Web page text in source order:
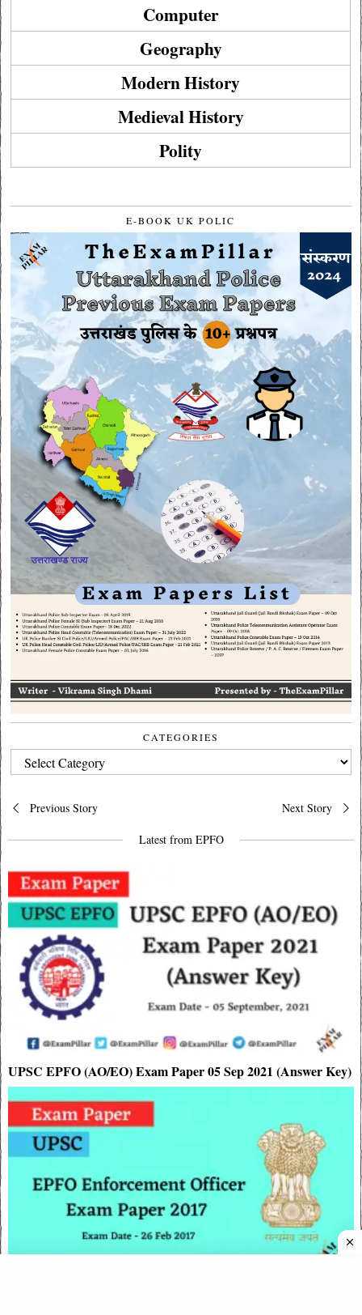
Computer
Geography
Modern History
Medieval History
Polity
E-BOOK UK POLIC
CATEGORIES
CATEGORIES
Post
navigation
Previous Story Next Story
Latest from EPFO
UPSC EPFO (AO/EO) Exam Paper 05 Sep 2021 (Answer Key)